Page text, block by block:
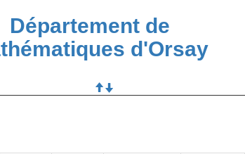
Département de
d'Orsay